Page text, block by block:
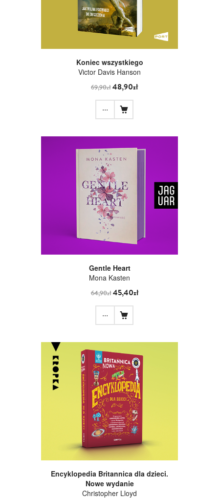
Koniec wszystkiego
Victor Davis Hanson
69,90zł48,90zł
...
Gentle Heart
Mona Kasten
64,90zł45,40zł
...
Encyklopedia Britannica dla dzieci.
Nowe wydanie
Christopher Lloyd